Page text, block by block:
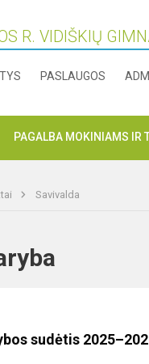
R. VIDIŠKIŲ
PASLAUGOS
PAGALBA MOKINIAMS IR
Savivalda
sudėtis